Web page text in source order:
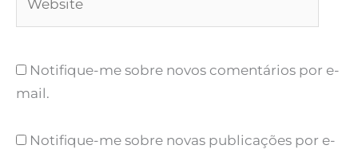
Notifique-me sobre novos comentários por e-
mail.
Notifique-me sobre novas publicações por e-